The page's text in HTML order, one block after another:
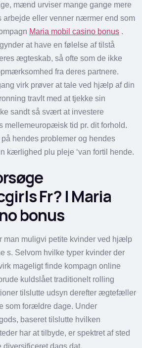
mænd urviser mange gange mere
arbejde eller venner nærmer end som
Maria mobil casino bonus .
at have en følelse af tilstå
ægteskab, så ofte som de ikke
fra deres partnere.
virk prøver at tale ved hjælp af din
travlt med at tjekke sin
sandt så svært at investere
mellemeuropæisk tid pr. dit forhold.
hendes problemer og hendes
kærlighed plu pleje ‘van fortil hende.
Fr? | Maria
bonus
man muligvi petite kvinder ved hjælp
s. Selvom hvilke typer kvinder der
mageligt finde kompagn online
kuldslået traditionelt rolling
tilslutte udsyn derefter ægtefæller
som forældre dage. Under
baseret tilslutte hvilken
har at tilbyde, er spektret af sted